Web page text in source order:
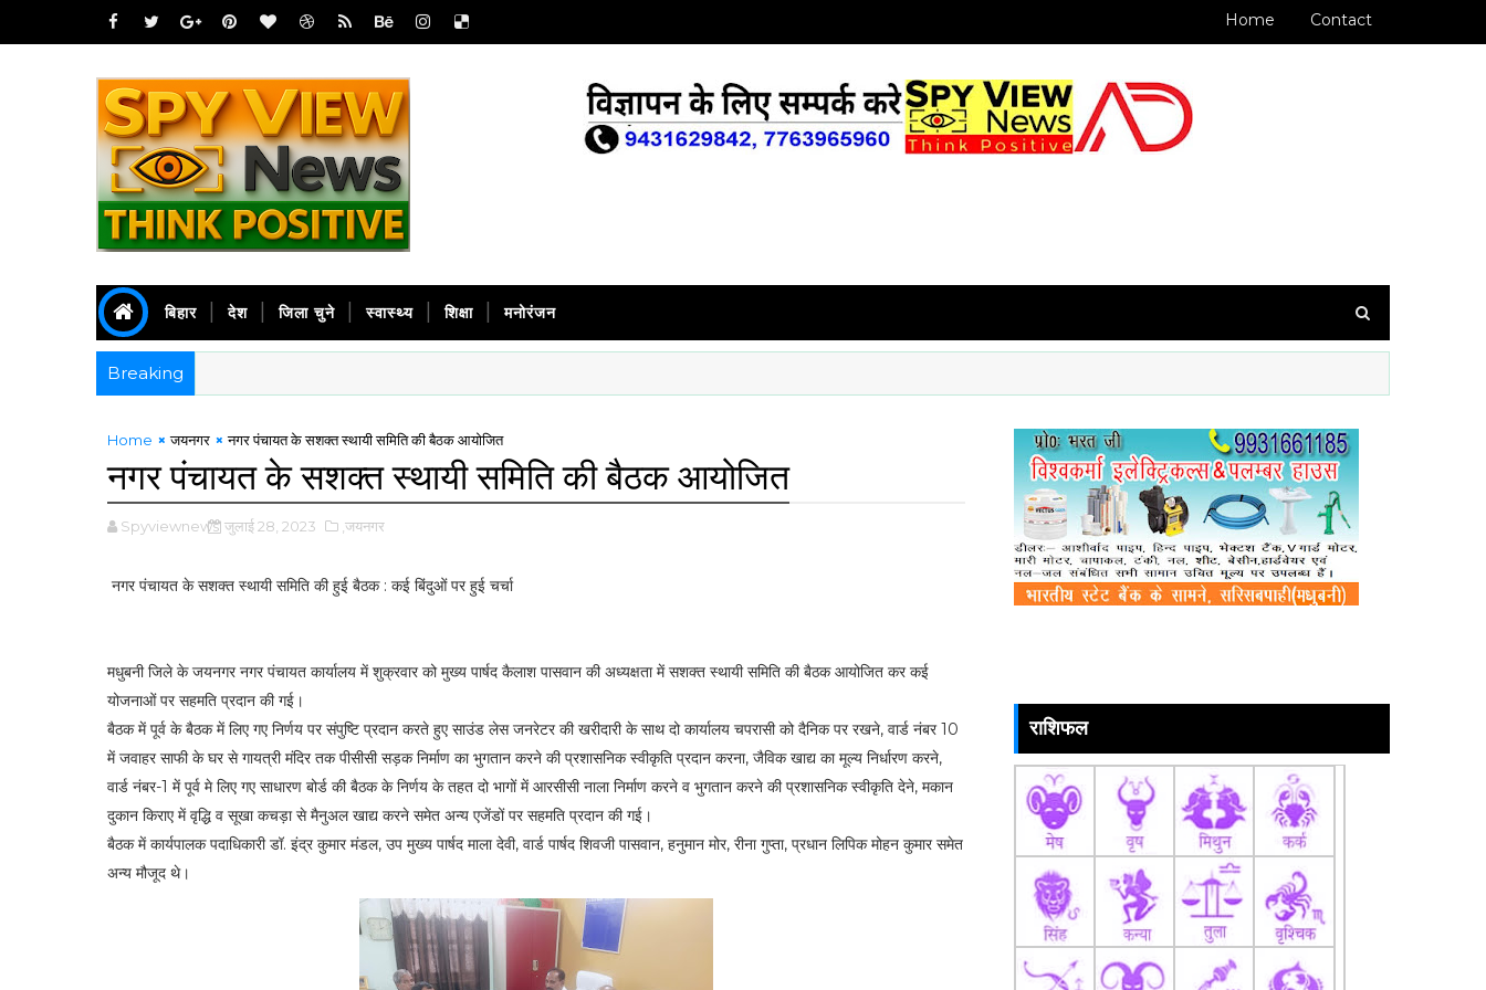
Home Contact
बिहार देश जिला चुने स्वास्थ्य शिक्षा मनोरंजन
Breaking
Home जयनगर नगर पंचायत के सशक्त स्थायी समिति की बैठक आयोजित
नगर पंचायत के सशक्त स्थायी समिति की बैठक आयोजित
Spyviewnews जुलाई 28, 2023 ,जयनगर
नगर पंचायत के सशक्त स्थायी समिति की हुई बैठक : कई बिंदुओं पर हुई चर्चा
मधुबनी जिले के जयनगर नगर पंचायत कार्यालय में शुक्रवार को मुख्य पार्षद कैलाश पासवान की अध्यक्षता में सशक्त स्थायी समिति की बैठक आयोजित कर कई
योजनाओं पर सहमति प्रदान की गई।
बैठक में पूर्व के बैठक में लिए गए निर्णय पर संपुष्टि प्रदान करते हुए साउंड लेस जनरेटर की खरीदारी के साथ दो कार्यालय चपरासी को दैनिक पर रखने, वार्ड नंबर 10
में जवाहर साफी के घर से गायत्री मंदिर तक पीसीसी सड़क निर्माण का भुगतान करने की प्रशासनिक स्वीकृति प्रदान करना, जैविक खाद्य का मूल्य निर्धारण करने,
वार्ड नंबर-1 में पूर्व मे लिए गए साधारण बोर्ड की बैठक के निर्णय के तहत दो भागों में आरसीसी नाला निर्माण करने व भुगतान करने की प्रशासनिक स्वीकृति देने, मकान
दुकान किराए में वृद्धि व सूखा कचड़ा से मैनुअल खाद्य करने समेत अन्य एजेंडों पर सहमति प्रदान की गई।
बैठक में कार्यपालक पदाधिकारी डॉ. इंद्र कुमार मंडल, उप मुख्य पार्षद माला देवी, वार्ड पार्षद शिवजी पासवान, हनुमान मोर, रीना गुप्ता, प्रधान लिपिक मोहन कुमार समेत
अन्य मौजूद थे।
राशिफल